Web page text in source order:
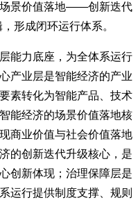
景价值落地——创新迭代
形成闭环运行体系。
能力底座，为全体系运行
产业层是智能经济的产业
素转化为智能产品、技术
能经济的场景价值落地核
商业价值与社会价值落地
的创新迭代升级核心，是
创新体现；治理保障层是
运行提供制度支撑、规则